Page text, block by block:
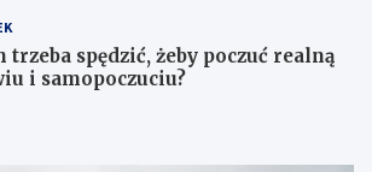
spędzić, żeby poczuć realną
i samopoczuciu?